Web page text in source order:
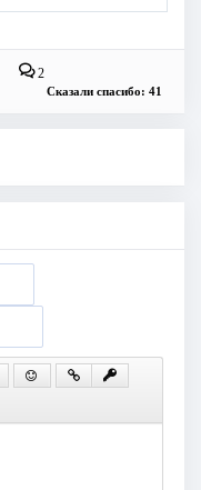
2
Сказали спасибо: 41